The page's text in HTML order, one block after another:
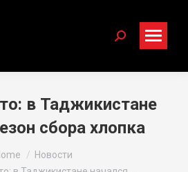
Search:
в Таджикистане
сбора хлопка
Новости